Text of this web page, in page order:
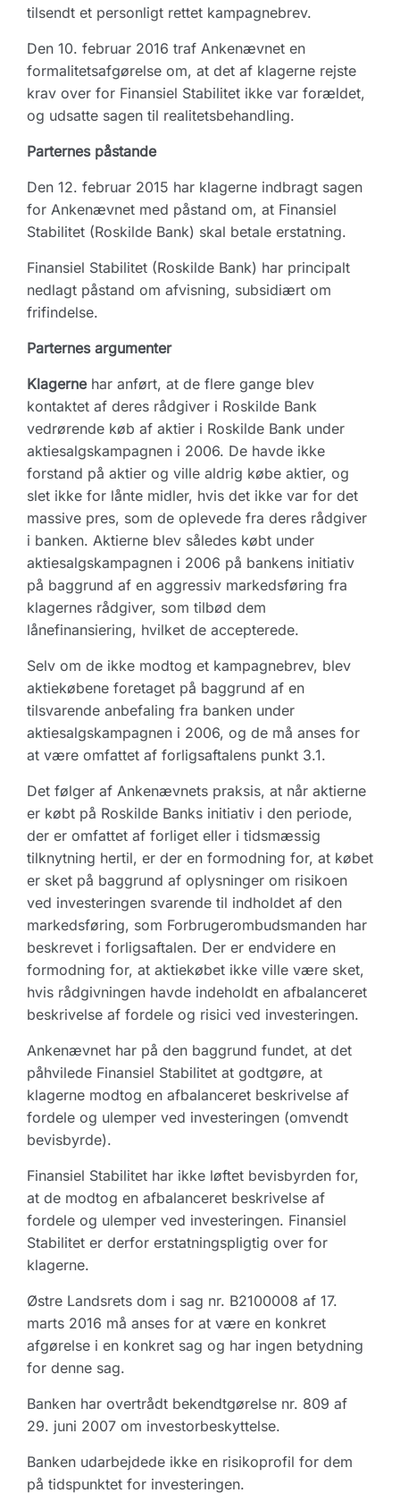
tilsendt et personligt rettet kampagnebrev.
Den 10. februar 2016 traf Ankenævnet en
formalitetsafgørelse om, at det af klagerne rejste
krav over for Finansiel Stabilitet ikke var forældet,
og udsatte sagen til realitetsbehandling.
Parternes påstande
Den 12. februar 2015 har klagerne indbragt sagen
for Ankenævnet med påstand om, at Finansiel
Stabilitet (Roskilde Bank) skal betale erstatning.
Finansiel Stabilitet (Roskilde Bank) har principalt
nedlagt påstand om afvisning, subsidiært om
frifindelse.
Parternes argumenter
Klagernehar anført, at de flere gange blev
kontaktet af deres rådgiver i Roskilde Bank
vedrørende køb af aktier i Roskilde Bank under
aktiesalgskampagnen i 2006. De havde ikke
forstand på aktier og ville aldrig købe aktier, og
slet ikke for lånte midler, hvis det ikke var for det
massive pres, som de oplevede fra deres rådgiver
i banken. Aktierne blev således købt under
aktiesalgskampagnen i 2006 på bankens initiativ
på baggrund af en aggressiv markedsføring fra
klagernes rådgiver, som tilbød dem
lånefinansiering, hvilket de accepterede.
Selv om de ikke modtog et kampagnebrev, blev
aktiekøbene foretaget på baggrund af en
tilsvarende anbefaling fra banken under
aktiesalgskampagnen i 2006, og de må anses for
at være omfattet af forligsaftalens punkt 3.1.
Det følger af Ankenævnets praksis, at når aktierne
er købt på Roskilde Banks initiativ i den periode,
der er omfattet af forliget eller i tidsmæssig
tilknytning hertil, er der en formodning for, at købet
er sket på baggrund af oplysninger om risikoen
ved investeringen svarende til indholdet af den
markedsføring, som Forbrugerombudsmanden har
beskrevet i forligsaftalen. Der er endvidere en
formodning for, at aktiekøbet ikke ville være sket,
hvis rådgivningen havde indeholdt en afbalanceret
beskrivelse af fordele og risici ved investeringen.
Ankenævnet har på den baggrund fundet, at det
påhvilede Finansiel Stabilitet at godtgøre, at
klagerne modtog en afbalanceret beskrivelse af
fordele og ulemper ved investeringen (omvendt
bevisbyrde).
Finansiel Stabilitet har ikke løftet bevisbyrden for,
at de modtog en afbalanceret beskrivelse af
fordele og ulemper ved investeringen. Finansiel
Stabilitet er derfor erstatningspligtig over for
klagerne.
Østre Landsrets dom i sag nr. B2100008 af 17.
marts 2016 må anses for at være en konkret
afgørelse i en konkret sag og har ingen betydning
for denne sag.
Banken har overtrådt bekendtgørelse nr. 809 af
29. juni 2007 om investorbeskyttelse.
Banken udarbejdede ikke en risikoprofil for dem
på tidspunktet for investeringen.